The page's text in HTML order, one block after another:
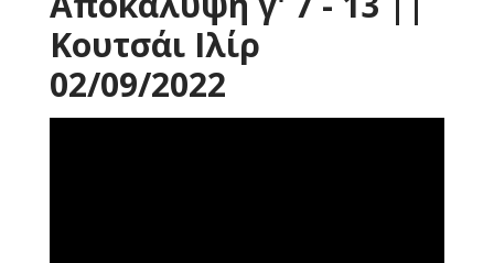
Κουτσάι Ιλίρ
02/09/2022